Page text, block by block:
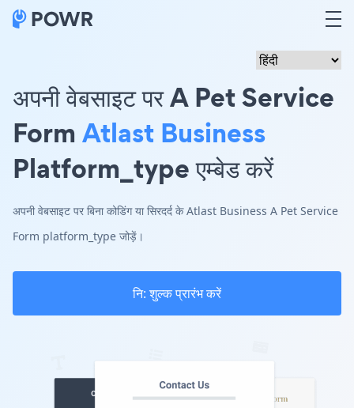
अपनी वेबसाइट पर A Pet Service
Form Atlast Business
Platform_type एम्बेड करें
अपनी वेबसाइट पर बिना कोडिंग या सिरदर्द के Atlast Business A Pet Service
Form platform_type जोड़ें।
नि: शुल्क प्रारंभ करें